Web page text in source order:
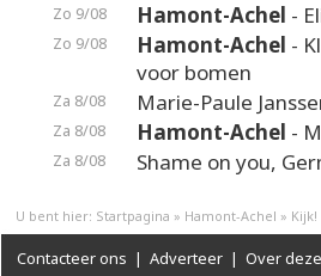
Zo 9/08 Hamont-Achel -
Zo 9/08 Hamont-Achel -
voor bomen
Za 8/08 Marie-Paule
Za 8/08 Hamont-Achel -
Za 8/08 Shame on you,
U bent hier: Startpagina » Hamont-Achel »
Contacteer ons | Adverteer | Over